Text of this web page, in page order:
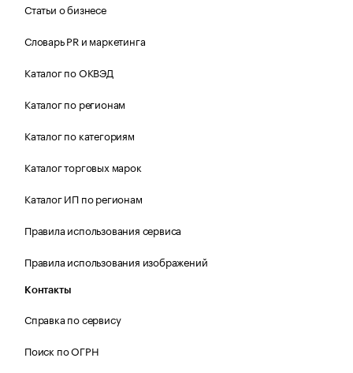
Статьи о бизнесе
Словарь PR и маркетинга
Каталог по ОКВЭД
Каталог по регионам
Каталог по категориям
Каталог торговых марок
Каталог ИП по регионам
Правила использования сервиса
Правила использования изображений
Контакты
Справка по сервису
Поиск по ОГРН